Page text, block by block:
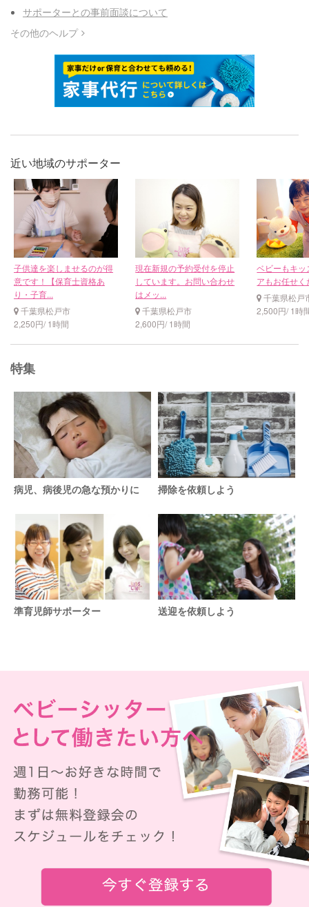
サポーターとの事前面談について
その他のヘルプ
近い地域のサポーター
子供達を楽しませるのが得
意です！【保育士資格あ
り・子育...
千葉県松戸市
2,250円/ 1時間
現在新規の予約受付を停止
しています。お問い合わせ
はメッ...
千葉県松戸市
2,600円/ 1時間
ベビーもキ
アもお任せく
千葉県松戸
2,500円/ 1時
特集
病児、病後児の急な預かりに 掃除を依頼しよう
準育児師サポーター 送迎を依頼しよう